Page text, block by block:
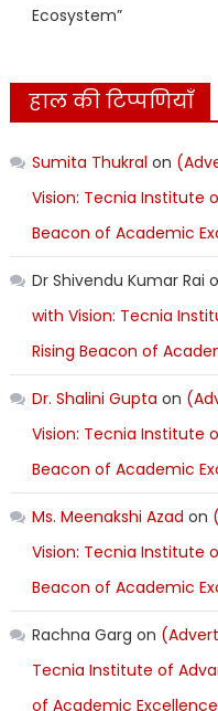
Ecosystem”
हाल की टिप्पणियाँ
Sumita Thukral on
Vision: Tecnia Institute
Beacon of Academic
Dr Shivendu Kumar Rai
with Vision: Tecnia
Rising Beacon of
Dr. Shalini Gupta on
Vision: Tecnia Institute
Beacon of Academic
Ms. Meenakshi Azad on
Vision: Tecnia Institute
Beacon of Academic
Rachna Garg on
Tecnia Institute of
of Academic Excellence